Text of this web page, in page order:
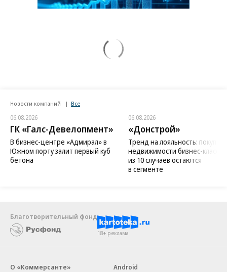
Новости компаний Все
06.08.2026
ГК «Галс-Девелопмент»
В бизнес-центре «Адмирал» в
Южном порту залит первый куб
бетона
06.08.2026
«Донстрой»
Тренд на лояльность:
недвижимости бизнес-класса
из 10 случаев остаются
в сегменте
Благотворительный фонд
18+ реклама
О «Коммерсанте»
Android